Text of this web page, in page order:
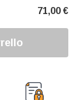
71,00 €